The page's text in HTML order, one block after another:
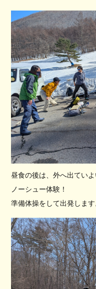
昼食の後は、外へ出てい
ノーシュー体験！
準備体操をして出発します